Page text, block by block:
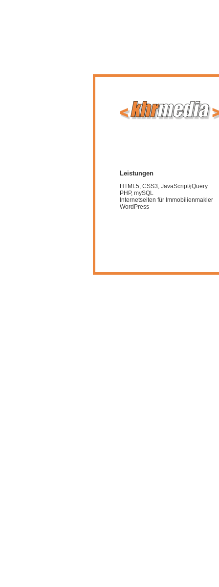
Leistungen
HTML5, CSS3, JavaScript/jQuery
PHP, mySQL
Internetseiten für Immobilienmakler
WordPress